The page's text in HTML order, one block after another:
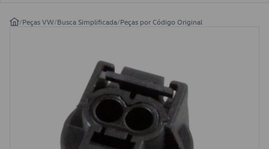
/Peças VW/Busca Simplificada/Peças por Código Original